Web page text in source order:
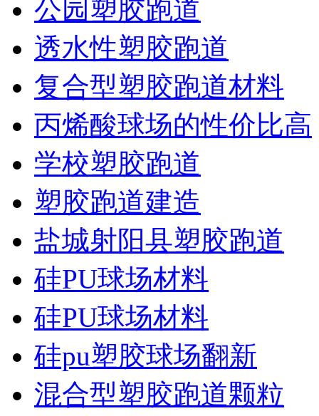
公园塑胶跑道
透水性塑胶跑道
复合型塑胶跑道材料
丙烯酸球场的性价比高
学校塑胶跑道
塑胶跑道建造
盐城射阳县塑胶跑道
硅PU球场材料
硅PU球场材料
硅pu塑胶球场翻新
混合型塑胶跑道颗粒